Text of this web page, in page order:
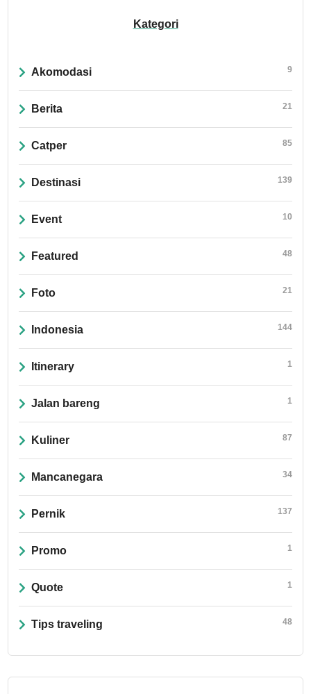
Kategori
Akomodasi 9
Berita 21
Catper 85
Destinasi 139
Event 10
Featured 48
Foto 21
Indonesia 144
Itinerary 1
Jalan bareng 1
Kuliner 87
Mancanegara 34
Pernik 137
Promo 1
Quote 1
Tips traveling 48